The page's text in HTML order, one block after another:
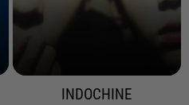
INDOCHINE